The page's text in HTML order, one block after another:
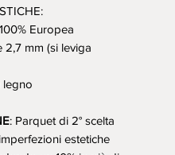
Europea
2,7 mm (si leviga
legno
: Parquet di 2° scelta
estetiche